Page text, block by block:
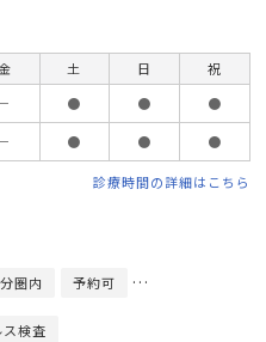
土 日
祝
－ ● ●
●
－ ● ● ●
診療時間の詳細はこちら
圏内 予約可 エレベーターあり
検査